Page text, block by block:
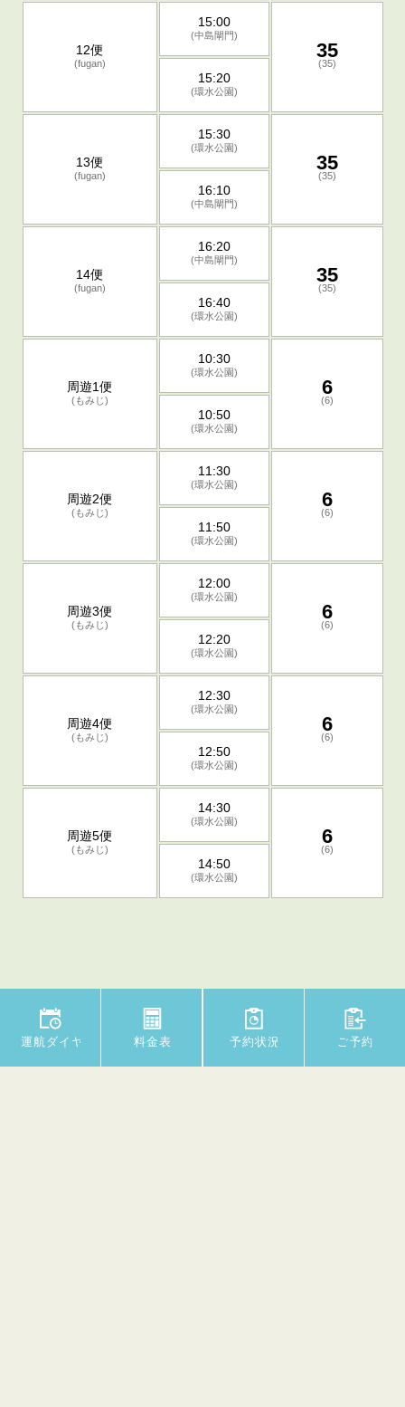
12便
(fugan)
15:00
(中島閘門)
35
(35)
15:20
(環水公園)
13便
(fugan)
15:30
(環水公園)
35
(35)
16:10
(中島閘門)
14便
(fugan)
16:20
(中島閘門)
35
(35)
16:40
(環水公園)
周遊1便
(もみじ)
10:30
(環水公園)
6
(6)
10:50
(環水公園)
周遊2便
(もみじ)
11:30
(環水公園)
6
(6)
11:50
(環水公園)
周遊3便
(もみじ)
12:00
(環水公園)
6
(6)
12:20
(環水公園)
周遊4便
(もみじ)
12:30
(環水公園)
6
(6)
12:50
(環水公園)
周遊5便
(もみじ)
14:30
(環水公園)
6
(6)
14:50
(環水公園)